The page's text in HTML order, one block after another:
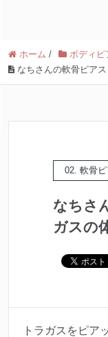
ホーム / ボディピ
なちさんの軟骨ピア
02. 軟骨
なちさ
ガスの
トラガスをピア